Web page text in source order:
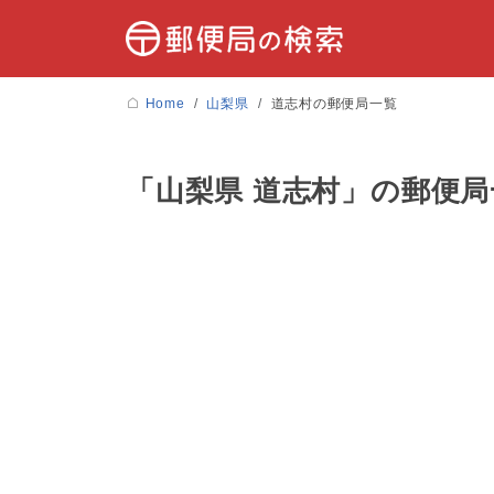
Home 山梨県 道志村の郵便局一覧
「山梨県 道志村」の郵便